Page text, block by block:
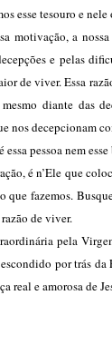
esse tesouro e nele
motivação, a
e pelas
de viver. Essa
diante das
nos decepcionam
pessoa nem
é n’Ele que
fazemos.
de viver.
pela
por trás
real e amorosa de